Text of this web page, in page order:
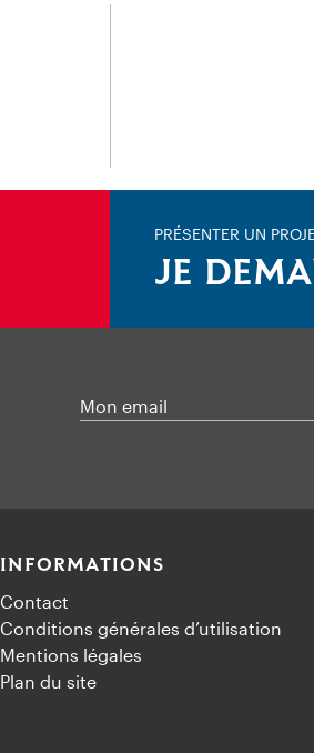
PRÉSENTER UN
JE
Mon email
INFORMATIONS
Contact
Conditions générales d’utilisation
Mentions légales
Plan du site